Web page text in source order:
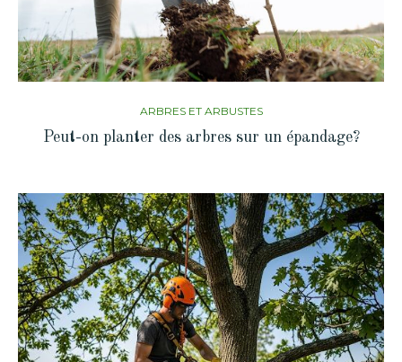
ARBRES ET ARBUSTES
Peut-on planter des arbres sur un épandage?